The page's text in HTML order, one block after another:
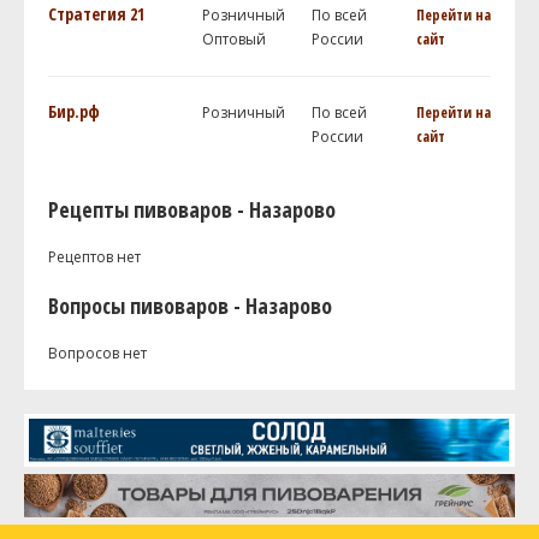
Стратегия 21
Розничный
Оптовый
По всей
России
Перейти на
сайт
Бир.рф Розничный
По всей
России
Перейти на
сайт
Рецепты пивоваров - Назарово
Рецептов нет
Вопросы пивоваров - Назарово
Вопросов нет